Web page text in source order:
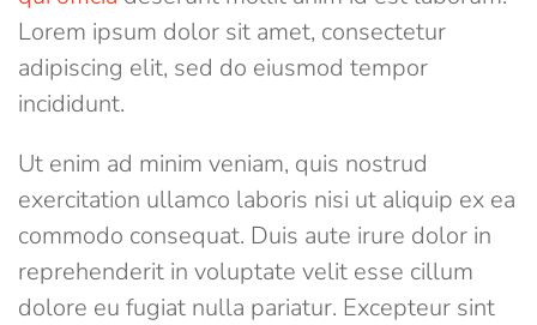
Lorem ipsum dolor sit amet, consectetur
adipiscing elit, sed do eiusmod tempor
incididunt.
Ut enim ad minim veniam, quis nostrud
exercitation ullamco laboris nisi ut aliquip ex ea
commodo consequat. Duis aute irure dolor in
reprehenderit in voluptate velit esse cillum
dolore eu fugiat nulla pariatur. Excepteur sint